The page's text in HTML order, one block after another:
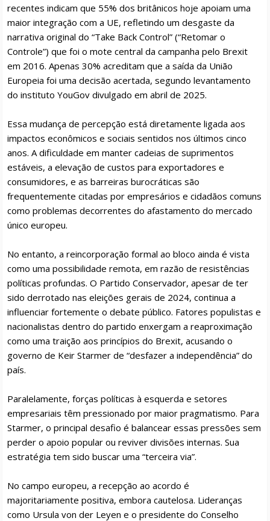
recentes indicam que 55% dos britânicos hoje apoiam uma
maior integração com a UE, refletindo um desgaste da
narrativa original do “Take Back Control” (“Retomar o
Controle”) que foi o mote central da campanha pelo Brexit
em 2016. Apenas 30% acreditam que a saída da União
Europeia foi uma decisão acertada, segundo levantamento
do instituto YouGov divulgado em abril de 2025.
Essa mudança de percepção está diretamente ligada aos
impactos econômicos e sociais sentidos nos últimos cinco
anos. A dificuldade em manter cadeias de suprimentos
estáveis, a elevação de custos para exportadores e
consumidores, e as barreiras burocráticas são
frequentemente citadas por empresários e cidadãos comuns
como problemas decorrentes do afastamento do mercado
único europeu.
No entanto, a reincorporação formal ao bloco ainda é vista
como uma possibilidade remota, em razão de resistências
políticas profundas. O Partido Conservador, apesar de ter
sido derrotado nas eleições gerais de 2024, continua a
influenciar fortemente o debate público. Fatores populistas e
nacionalistas dentro do partido enxergam a reaproximação
como uma traição aos princípios do Brexit, acusando o
governo de Keir Starmer de “desfazer a independência” do
país.
Paralelamente, forças políticas à esquerda e setores
empresariais têm pressionado por maior pragmatismo. Para
Starmer, o principal desafio é balancear essas pressões sem
perder o apoio popular ou reviver divisões internas. Sua
estratégia tem sido buscar uma “terceira via”.
No campo europeu, a recepção ao acordo é
majoritariamente positiva, embora cautelosa. Lideranças
como Ursula von der Leyen e o presidente do Conselho